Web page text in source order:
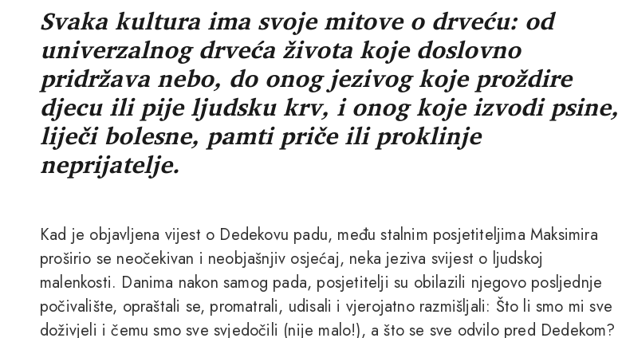
Svaka kultura ima svoje mitove o drveću: od
univerzalnog drveća života koje doslovno
pridržava nebo, do onog jezivog koje proždire
djecu ili pije ljudsku krv, i onog koje izvodi psine,
liječi bolesne, pamti priče ili proklinje
neprijatelje.
Kad je objavljena vijest o Dedekovu padu, među stalnim posjetiteljima Maksimira
proširio se neočekivan i neobjašnjiv osjećaj, neka jeziva svijest o ljudskoj
malenkosti. Danima nakon samog pada, posjetitelji su obilazili njegovo posljednje
počivalište, opraštali se, promatrali, udisali i vjerojatno razmišljali: Što li smo mi sve
doživjeli i čemu smo sve svjedočili (nije malo!), a što se sve odvilo pred Dedekom?